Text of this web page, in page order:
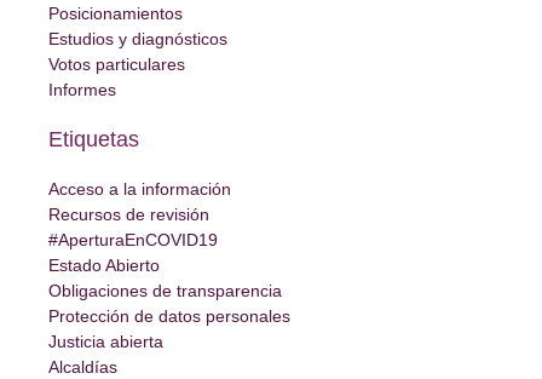
Posicionamientos
Estudios y diagnósticos
Votos particulares
Informes
Etiquetas
Acceso a la información
Recursos de revisión
#AperturaEnCOVID19
Estado Abierto
Obligaciones de transparencia
Protección de datos personales
Justicia abierta
Alcaldías